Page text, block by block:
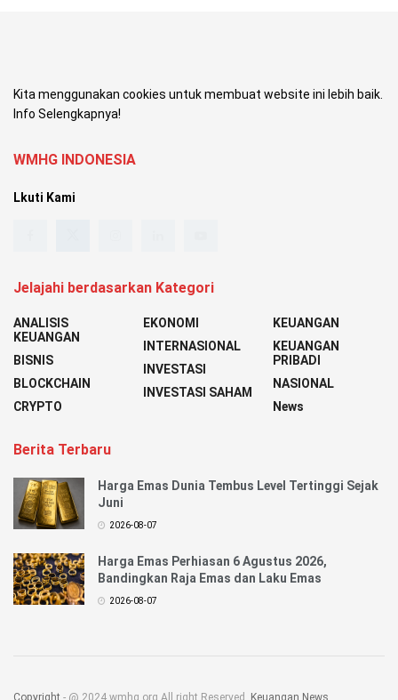
Kita menggunakan cookies untuk membuat website ini lebih baik.
Info Selengkapnya!
WMHG INDONESIA
Lkuti Kami
Jelajahi berdasarkan Kategori
ANALISIS
KEUANGAN
BISNIS
BLOCKCHAIN
CRYPTO
EKONOMI
INTERNASIONAL
INVESTASI
INVESTASI SAHAM
KEUANGAN
KEUANGAN
PRIBADI
NASIONAL
News
Berita Terbaru
Harga Emas Dunia Tembus Level Tertinggi Sejak
Juni
2026-08-07
Harga Emas Perhiasan 6 Agustus 2026,
Bandingkan Raja Emas dan Laku Emas
2026-08-07